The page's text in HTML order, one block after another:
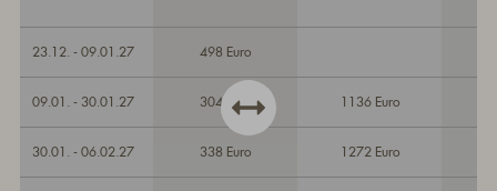
23.12. - 09.01.27 498 Euro
09.01. - 30.01.27 304 Euro 1136 Euro
30.01. - 06.02.27 338 Euro 1272 Euro